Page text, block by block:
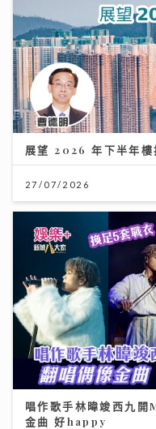
展望 2026 年下半年樓
27/07/2026
唱作歌手林暐竣西九
金曲 好happy